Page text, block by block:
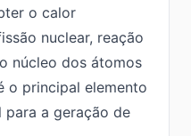
o calor
nuclear, reação
núcleo dos átomos
o principal elemento
a geração de